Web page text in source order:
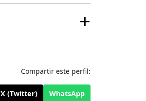
Compartir este perfil:
X (Twitter) WhatsApp